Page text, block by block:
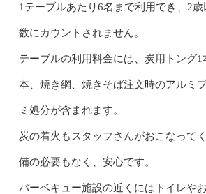
1テーブルあたり6名まで利用でき、2歳
数にカウントされません。
テーブルの利用料金には、炭用トング1
本、焼き網、焼きそば注文時のアルミ
ミ処分が含まれます。
炭の着火もスタッフさんがおこなって
備の必要もなく、安心です。
バーベキュー施設の近くにはトイレや